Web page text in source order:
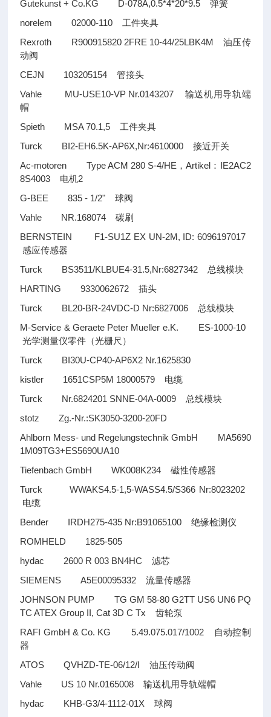
Gutekunst + Co.KG D-078A,0.5*4*20*9.5弹簧
norelem 02000-110 工件夹具
Rexroth R900915820 2FRE 10-44/25LBK4M油压传
动阀
CEJN 103205154管接头
Vahle MU-USE10-VP Nr.0143207 输送机用导轨端
帽
Spieth MSA 70.1,5 工件夹具
Turck BI2-EH6.5K-AP6X,Nr:4610000接近开关
Ac-motoren Type ACM 280 S-4/HE ，Artikel ： IE2AC2
8S4003 电机2
G-BEE 835 - 1/2"球阀
Vahle NR.168074碳刷
BERNSTEIN F1-SU1Z EX UN-2M, ID: 6096197017
感应传感器
Turck BS3511/KLBUE4-31.5,Nr:6827342 总线模块
HARTING 9330062672插头
Turck BL20-BR-24VDC-D Nr:6827006 总线模块
M-Service & Geraete Peter Mueller e.K. ES-1000-10
光学测量仪零件（光栅尺）
Turck BI30U-CP40-AP6X2 Nr.1625830
kistler 1651CSP5M 18000579 电缆
Turck Nr.6824201 SNNE-04A-0009 总线模块
stotz Zg.-Nr.:SK3050-3200-20FD
Ahlborn Mess- und Regelungstechnik GmbH MA5690
1M09TG3+ES5690UA10
Tiefenbach GmbH WK008K234磁性传感器
Turck WWAKS4.5-1,5-WASS4.5/S366 Nr:8023202
电缆
Bender IRDH275-435 Nr:B91065100绝缘检测仪
ROMHELD 1825-505
hydac 2600 R 003 BN4HC滤芯
SIEMENS A5E00095332流量传感器
JOHNSON PUMP TG GM 58-80 G2TT US6 UN6 PQ
TC ATEX Group II, Cat 3D C Tx齿轮泵
RAFI GmbH & Co. KG 5.49.075.017/1002
自动控制
器
ATOS QVHZD-TE-06/12/I油压传动阀
Vahle US 10 Nr.0165008输送机用导轨端帽
hydac KHB-G3/4-1112-01X球阀